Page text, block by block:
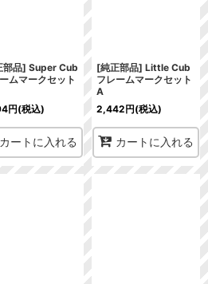
部品] Super Cub
ムマークセット
円(税込)
カートに入れる
[純正部品] Little Cub
フレームマークセット
A
2,442円(税込)
カートに入れる